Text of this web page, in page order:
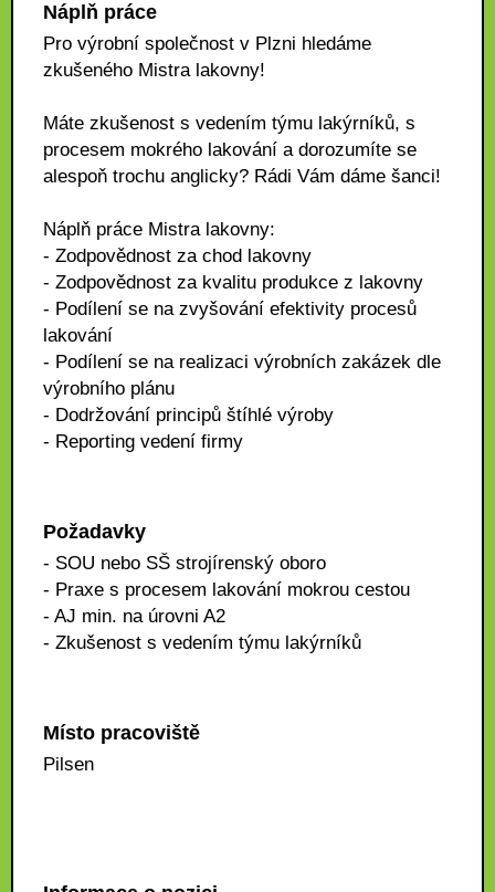
Náplň práce
Pro výrobní společnost v Plzni hledáme
zkušeného Mistra lakovny!
Máte zkušenost s vedením týmu lakýrníků, s
procesem mokrého lakování a dorozumíte se
alespoň trochu anglicky? Rádi Vám dáme šanci!
Náplň práce Mistra lakovny:
- Zodpovědnost za chod lakovny
- Zodpovědnost za kvalitu produkce z lakovny
- Podílení se na zvyšování efektivity procesů
lakování
- Podílení se na realizaci výrobních zakázek dle
výrobního plánu
- Dodržování principů štíhlé výroby
- Reporting vedení firmy
Požadavky
- SOU nebo SŠ strojírenský oboro
- Praxe s procesem lakování mokrou cestou
- AJ min. na úrovni A2
- Zkušenost s vedením týmu lakýrníků
Místo pracoviště
Pilsen